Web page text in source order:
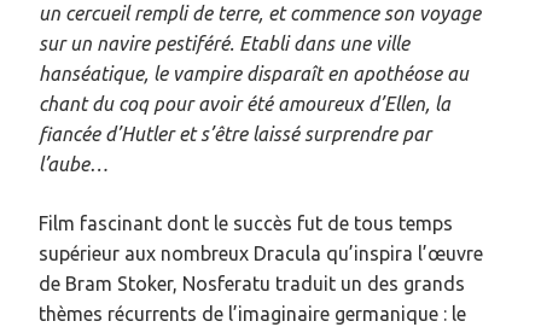
un cercueil rempli de terre, et commence son voyage
sur un navire pestiféré. Etabli dans une ville
hanséatique, le vampire disparaît en apothéose au
chant du coq pour avoir été amoureux d’Ellen, la
fiancée d’Hutler et s’être laissé surprendre par
l’aube…
Film fascinant dont le succès fut de tous temps
supérieur aux nombreux Dracula qu’inspira l’œuvre
de Bram Stoker, Nosferatu traduit un des grands
thèmes récurrents de l’imaginaire germanique : le